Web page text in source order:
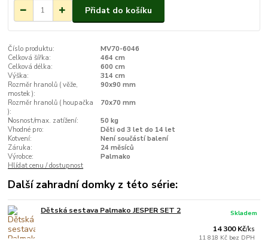
Přidat do košíku
Číslo produktu:
MV70-6046
Celková šířka:
464 cm
Celková délka:
600 cm
Výška:
314 cm
Rozměr hranolů ( věže,
mostek ):
90x90 mm
Rozměr hranolů ( houpačka
):
70x70 mm
Nosnost/max. zatížení:
50 kg
Vhodné pro:
Děti od 3 let do 14 let
Kotvení:
Není součástí balení
Záruka:
24 měsíců
Výrobce:
Palmako
Hlídat cenu / dostupnost
Další zahradní domky z této série:
Dětská sestava Palmako JESPER SET 2
14 300 Kč/ks
11 818 Kč bez DPH
Skladem